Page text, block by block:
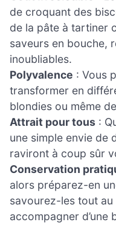
de croquant des
de la pâte à tartiner
saveurs en bouche,
inoubliables.
Polyvalence : Vous
transformer en
blondies ou même
Attrait pour tous :
une simple envie de
raviront à coup sûr
Conservation
alors préparez-en
savourez-les tout au
accompagner d’une